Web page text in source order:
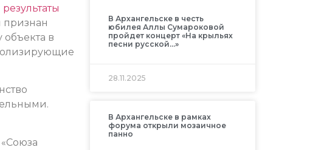
результаты
признан
в
В Архангельске в честь
юбилея Аллы Сумароковой
пройдет концерт «На крыльях
песни русской…»
28.11.2025
В Архангельске в рамках
форума открыли мозаичное
панно